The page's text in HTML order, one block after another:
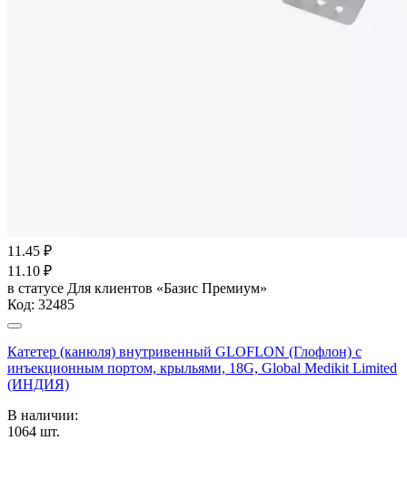
11.45 ₽
11.10 ₽
в статусе Для клиентов «Базис Премиум»
Код: 32485
Катетер (канюля) внутривенный GLOFLON (Глофлон) с
инъекционным портом, крыльями, 18G, Global Medikit Limited
(ИНДИЯ)
В наличии:
1064 шт.